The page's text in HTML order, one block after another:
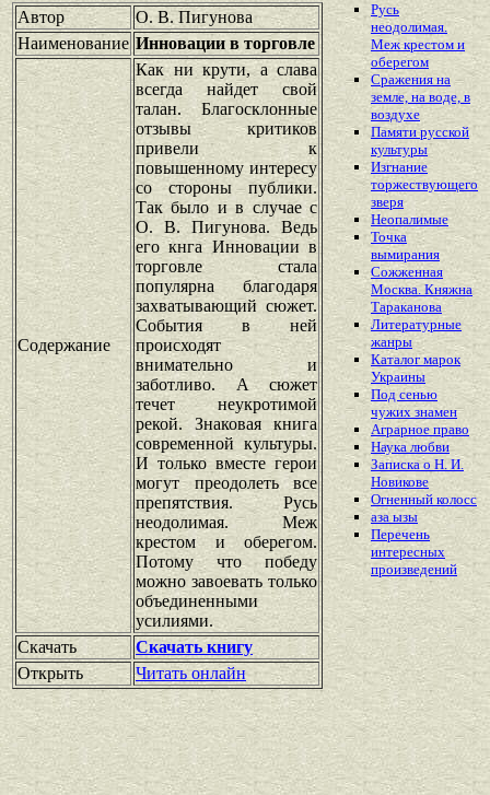
Автор
О. В. Пигунова
Наименование Инновации в торговле
Содержание
Как ни крути, а слава
всегда найдет свой
талан. Благосклонные
отзывы критиков
привели к
повышенному интересу
со стороны публики.
Так было и в случае с
О. В. Пигунова. Ведь
его кнга Инновации в
торговле стала
популярна благодаря
захватывающий сюжет.
События в ней
происходят
внимательно и
заботливо. А сюжет
течет неукротимой
рекой. Знаковая книга
современной культуры.
И только вместе герои
могут преодолеть все
препятствия. Русь
неодолимая. Меж
крестом и оберегом.
Потому что победу
можно завоевать только
объединенными
усилиями.
Скачать
Скачать книгу
Открыть
Читать онлайн
Русь
неодолимая.
Меж крестом и
оберегом
Сражения на
земле, на воде, в
воздухе
Памяти русской
культуры
Изгнание
торжествующего
зверя
Неопалимые
Точка
вымирания
Сожженная
Москва. Княжна
Тараканова
Литературные
жанры
Каталог марок
Украины
Под сенью
чужих знамен
Аграрное право
Наука любви
Записка о Н. И.
Новикове
Огненный колосс
аза ызы
Перечень
интересных
произведений